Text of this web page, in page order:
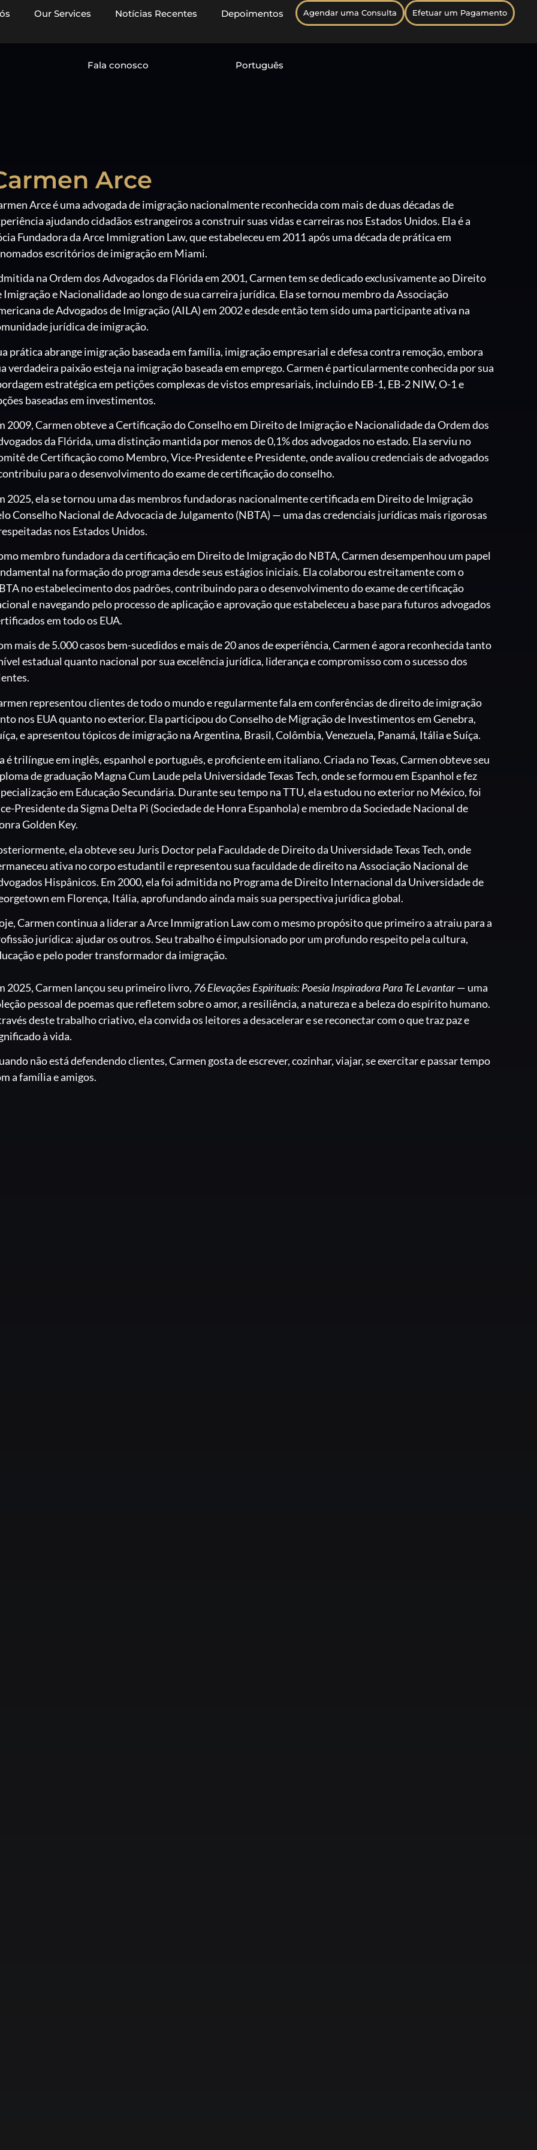
Our Services Notícias Recentes Depoimentos
Fala conosco Português
Agendar uma Consulta Efetuar um Pagamento
Arce
Arce é uma advogada de imigração nacionalmente reconhecida com mais de duas décadas de
ajudando cidadãos estrangeiros a construir suas vidas e carreiras nos Estados Unidos. Ela é a
Fundadora da Arce Immigration Law, que estabeleceu em 2011 após uma década de prática em
escritórios de imigração em Miami.
na Ordem dos Advogados da Flórida em 2001, Carmen tem se dedicado exclusivamente ao Direito
Imigração e Nacionalidade ao longo de sua carreira jurídica. Ela se tornou membro da Associação
de Advogados de Imigração (AILA) em 2002 e desde então tem sido uma participante ativa na
jurídica de imigração.
prática abrange imigração baseada em família, imigração empresarial e defesa contra remoção, embora
verdadeira paixão esteja na imigração baseada em emprego. Carmen é particularmente conhecida por sua
estratégica em petições complexas de vistos empresariais, incluindo EB-1, EB-2 NIW, O-1 e
baseadas em investimentos.
2009, Carmen obteve a Certificação do Conselho em Direito de Imigração e Nacionalidade da Ordem dos
da Flórida, uma distinção mantida por menos de 0,1% dos advogados no estado. Ela serviu no
de Certificação como Membro, Vice-Presidente e Presidente, onde avaliou credenciais de advogados
para o desenvolvimento do exame de certificação do conselho.
2025, ela se tornou uma das membros fundadoras nacionalmente certificada em Direito de Imigração
Conselho Nacional de Advocacia de Julgamento (NBTA) — uma das credenciais jurídicas mais rigorosas
nos Estados Unidos.
membro fundadora da certificação em Direito de Imigração do NBTA, Carmen desempenhou um papel
na formação do programa desde seus estágios iniciais. Ela colaborou estreitamente com o
no estabelecimento dos padrões, contribuindo para o desenvolvimento do exame de certificação
e navegando pelo processo de aplicação e aprovação que estabeleceu a base para futuros advogados
em todo os EUA.
mais de 5.000 casos bem-sucedidos e mais de 20 anos de experiência, Carmen é agora reconhecida tanto
estadual quanto nacional por sua excelência jurídica, liderança e compromisso com o sucesso dos
representou clientes de todo o mundo e regularmente fala em conferências de direito de imigração
nos EUA quanto no exterior. Ela participou do Conselho de Migração de Investimentos em Genebra,
e apresentou tópicos de imigração na Argentina, Brasil, Colômbia, Venezuela, Panamá, Itália e Suíça.
é trilíngue em inglês, espanhol e português, e proficiente em italiano. Criada no Texas, Carmen obteve seu
de graduação Magna Cum Laude pela Universidade Texas Tech, onde se formou em Espanhol e fez
em Educação Secundária. Durante seu tempo na TTU, ela estudou no exterior no México, foi
Presidente da Sigma Delta Pi (Sociedade de Honra Espanhola) e membro da Sociedade Nacional de
Golden Key.
ela obteve seu Juris Doctor pela Faculdade de Direito da Universidade Texas Tech, onde
ativa no corpo estudantil e representou sua faculdade de direito na Associação Nacional de
Hispânicos. Em 2000, ela foi admitida no Programa de Direito Internacional da Universidade de
em Florença, Itália, aprofundando ainda mais sua perspectiva jurídica global.
Carmen continua a liderar a Arce Immigration Law com o mesmo propósito que primeiro a atraiu para a
jurídica: ajudar os outros. Seu trabalho é impulsionado por um profundo respeito pela cultura,
e pelo poder transformador da imigração.
2025, Carmen lançou seu primeiro livro, 76 Elevações Espirituais: Poesia Inspiradora Para Te Levantar— uma
pessoal de poemas que refletem sobre o amor, a resiliência, a natureza e a beleza do espírito humano.
deste trabalho criativo, ela convida os leitores a desacelerar e se reconectar com o que traz paz e
à vida.
não está defendendo clientes, Carmen gosta de escrever, cozinhar, viajar, se exercitar e passar tempo
a família e amigos.